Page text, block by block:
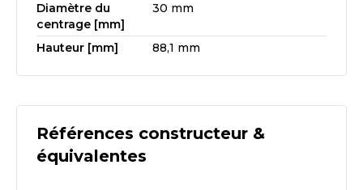
Diamètre du
centrage [mm]
30 mm
Hauteur [mm] 88,1 mm
Références constructeur &
équivalentes